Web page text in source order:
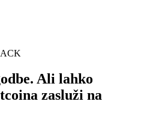
Ali lahko
zasluži na